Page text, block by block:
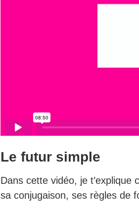
Le futur simple
Dans cette vidéo, je
sa conjugaison, ses règles de